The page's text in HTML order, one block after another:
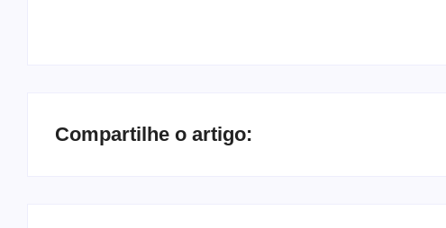
Compartilhe o artigo: